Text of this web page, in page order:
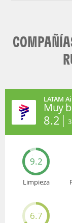
LATAM
Muy
8.2 3
9.2
Limpieza
6.7